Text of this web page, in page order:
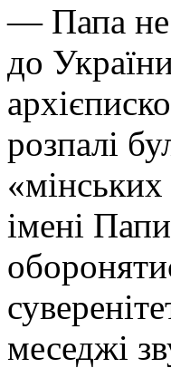
— Папа не
до
розпалі
імені
меседжі